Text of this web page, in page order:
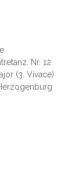
Nr. 12
(3. Vivace)